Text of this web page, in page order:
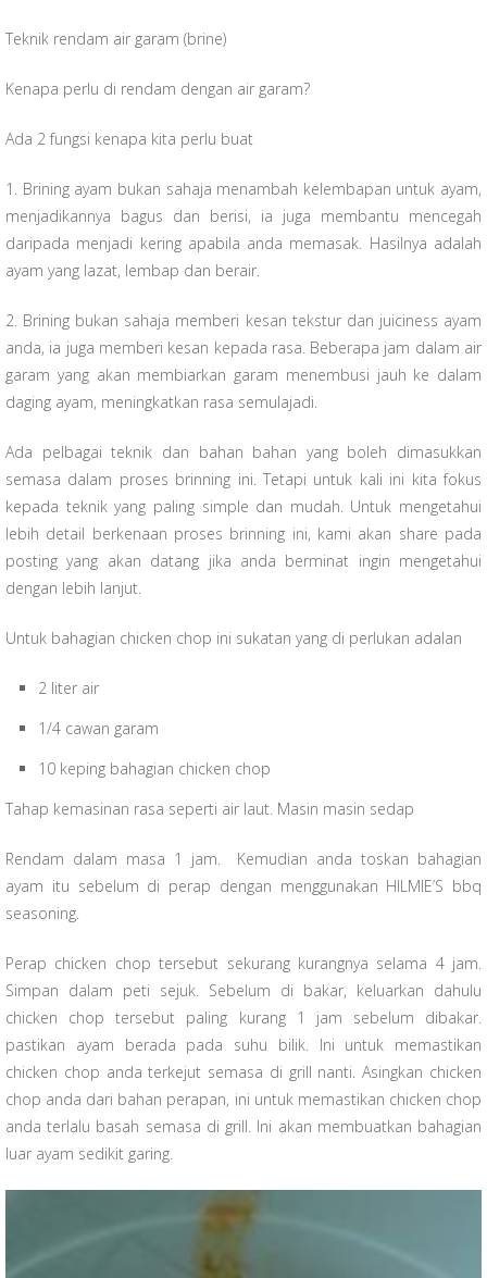
Teknik rendam air garam (brine)
Kenapa perlu di rendam dengan air garam?
Ada 2 fungsi kenapa kita perlu buat
1. Brining ayam bukan sahaja menambah kelembapan untuk ayam,
menjadikannya bagus dan berisi, ia juga membantu mencegah
daripada menjadi kering apabila anda memasak. Hasilnya adalah
ayam yang lazat, lembap dan berair.
2. Brining bukan sahaja memberi kesan tekstur dan juiciness ayam
anda, ia juga memberi kesan kepada rasa. Beberapa jam dalam air
garam yang akan membiarkan garam menembusi jauh ke dalam
daging ayam, meningkatkan rasa semulajadi.
Ada pelbagai teknik dan bahan bahan yang boleh dimasukkan
semasa dalam proses brinning ini. Tetapi untuk kali ini kita fokus
kepada teknik yang paling simple dan mudah. Untuk mengetahui
lebih detail berkenaan proses brinning ini, kami akan share pada
posting yang akan datang jika anda berminat ingin mengetahui
dengan lebih lanjut.
Untuk bahagian chicken chop ini sukatan yang di perlukan adalan
2 liter air
1/4 cawan garam
10 keping bahagian chicken chop
Tahap kemasinan rasa seperti air laut. Masin masin sedap
Rendam dalam masa 1 jam. Kemudian anda toskan bahagian
ayam itu sebelum di perap dengan menggunakan HILMIE’S bbq
seasoning.
Perap chicken chop tersebut sekurang kurangnya selama 4 jam.
Simpan dalam peti sejuk. Sebelum di bakar, keluarkan dahulu
chicken chop tersebut paling kurang 1 jam sebelum dibakar.
pastikan ayam berada pada suhu bilik. Ini untuk memastikan
chicken chop anda terkejut semasa di grill nanti. Asingkan chicken
chop anda dari bahan perapan, ini untuk memastikan chicken chop
anda terlalu basah semasa di grill. Ini akan membuatkan bahagian
luar ayam sedikit garing.